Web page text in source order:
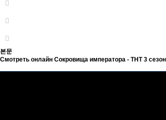
본문
Смотреть онлайн Сокровища императора - ТНТ 3